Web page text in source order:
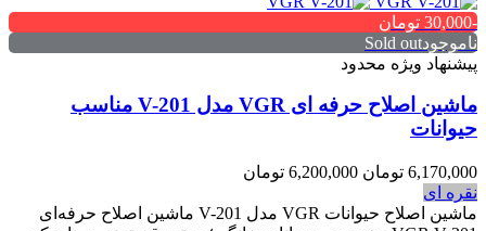
-30,000 تومان
ناموجودSold out
پیشنهاد ویژه محدود
ماشین اصلاح حرفه ای VGR مدل V-201 مناسب
حیوانات
6,170,000 تومان
6,200,000 تومان
نقره ای
ماشین اصلاح حیوانات VGR مدل V-201 ماشین اصلاح حرفه‌ای